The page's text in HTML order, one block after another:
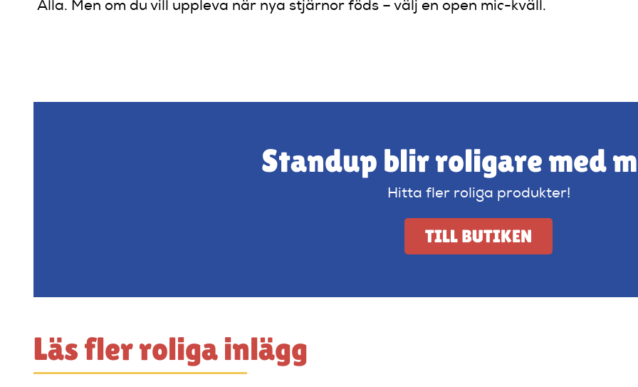
Alla. Men om du vill uppleva när nya stjärnor föds – välj en open mic-kväll.
Standup blir roligare med
Hitta fler roliga produkter!
TILL BUTIKEN
Läs fler roliga inlägg